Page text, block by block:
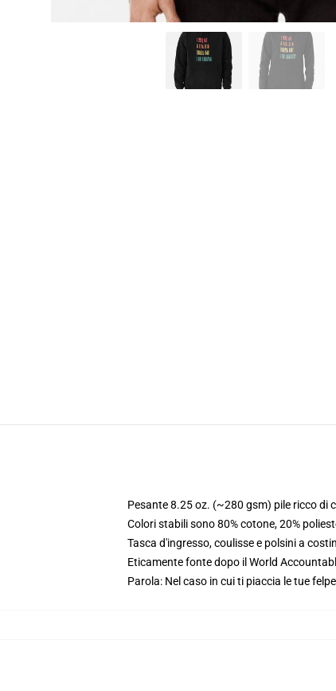
Pesante 8.25 oz. (~280 gsm) pile ricco di
Colori stabili sono 80% cotone, 20%
Tasca d'ingresso, coulisse e polsini a
Eticamente fonte dopo il World
Parola: Nel caso in cui ti piaccia le tue